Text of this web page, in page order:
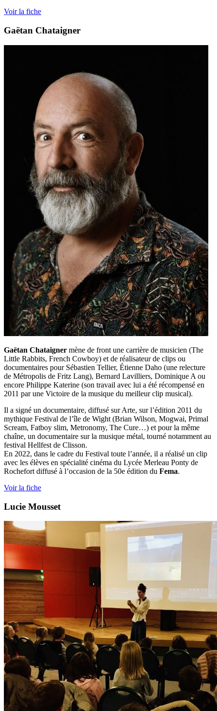
Voir la fiche
Gaëtan Chataigner
Gaëtan Chataigner mène de front une carrière de musicien (The
Little Rabbits, French Cowboy) et de réalisateur de clips ou
documentaires pour Sébastien Tellier, Étienne Daho (une relecture
de Métropolis de Fritz Lang), Bernard Lavilliers, Dominique A ou
encore Philippe Katerine (son travail avec lui a été récompensé en
2011 par une Victoire de la musique du meilleur clip musical).
Il a signé un documentaire, diffusé sur Arte, sur l’édition 2011 du
mythique Festival de l’île de Wight (Brian Wilson, Mogwai, Primal
Scream, Fatboy slim, Metronomy, The Cure…) et pour la même
chaîne, un documentaire sur la musique métal, tourné notamment au
festival Hellfest de Clisson.
En 2022, dans le cadre du Festival toute l’année, il a réalisé un clip
avec les élèves en spécialité cinéma du Lycée Merleau Ponty de
Rochefort diffusé à l’occasion de la 50e édition du Fema.
Voir la fiche
Lucie Mousset